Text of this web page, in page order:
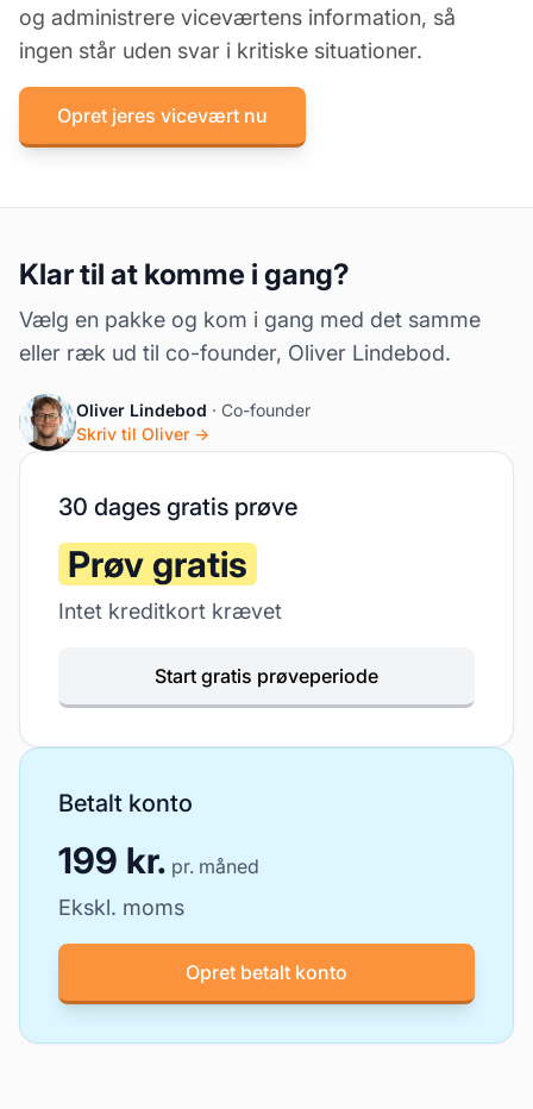
og administrere viceværtens information, så
ingen står uden svar i kritiske situationer.
Opret jeres vicevært nu
Klar til at komme i gang?
Vælg en pakke og kom i gang med det samme
eller ræk ud til co-founder, Oliver Lindebod.
Oliver Lindebod · Co-founder
Skriv til Oliver →
30 dages gratis prøve
Prøv gratis
Intet kreditkort krævet
Start gratis prøveperiode
Betalt konto
199 kr. pr. måned
Ekskl. moms
Opret betalt konto